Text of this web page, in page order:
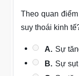
Theo quan
suy thoái kinh
A. Sự
B. Sự